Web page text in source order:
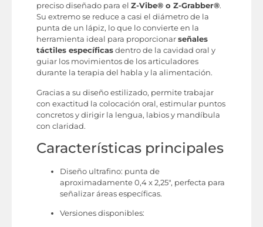
preciso diseñado para el Z-Vibe® o Z-Grabber®.
Su extremo se reduce a casi el diámetro de la
punta de un lápiz, lo que lo convierte en la
herramienta ideal para proporcionarseñales
táctiles específicasdentro de la cavidad oral y
guiar los movimientos de los articuladores
durante la terapia del habla y la alimentación.
Gracias a su diseño estilizado, permite trabajar
con exactitud la colocación oral, estimular puntos
concretos y dirigir la lengua, labios y mandíbula
con claridad.
Características principales
Diseño ultrafino: punta de
aproximadamente 0,4 x 2,25″, perfecta para
señalizar áreas específicas.
Versiones disponibles: